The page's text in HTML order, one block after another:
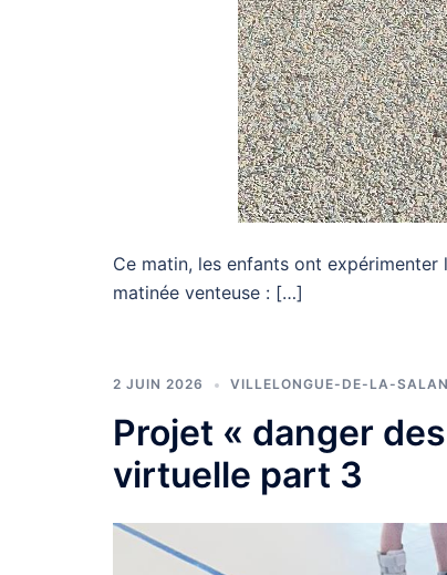
Ce matin, les enfants ont expérimenter
matinée venteuse : […]
2 JUIN 2026 VILLELONGUE-DE-LA-
Projet « danger
virtuelle part 3